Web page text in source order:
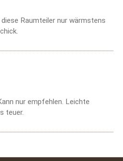
Raumteiler nur wärmstens
nur empfehlen. Leichte
teuer.